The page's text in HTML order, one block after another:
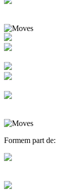
Formem part de: